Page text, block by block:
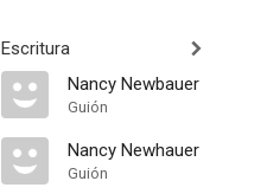
Escritura
Nancy Newbauer
Guión
Nancy Newhauer
Guión